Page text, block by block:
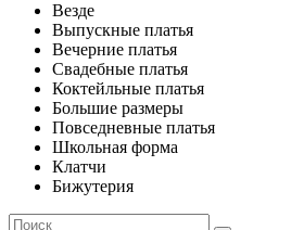
Везде
Выпускные платья
Вечерние платья
Свадебные платья
Коктейльные платья
Большие размеры
Повседневные платья
Школьная форма
Клатчи
Бижутерия